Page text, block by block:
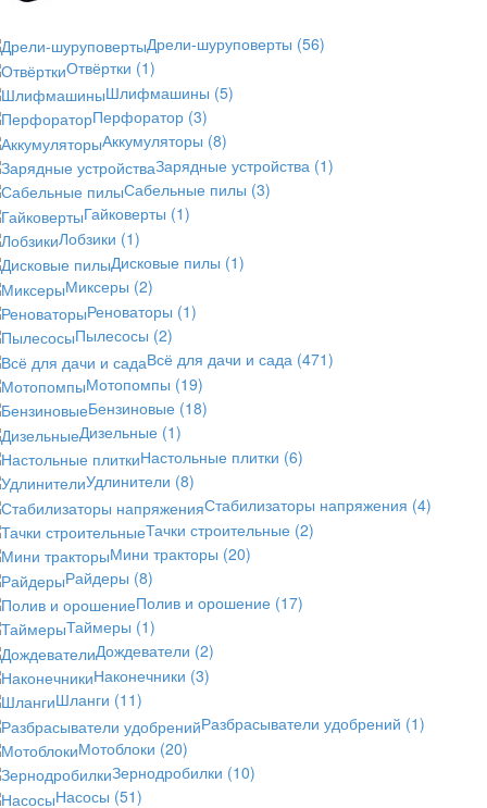
Дрели-шуруповерты (56)
Отвёртки (1)
Шлифмашины (5)
Перфоратор (3)
Аккумуляторы (8)
Зарядные устройства (1)
Сабельные пилы (3)
Гайковерты (1)
Лобзики (1)
Дисковые пилы (1)
Миксеры (2)
Реноваторы (1)
Пылесосы (2)
Всё для дачи и сада (471)
Мотопомпы (19)
Бензиновые (18)
Дизельные (1)
Настольные плитки (6)
Удлинители (8)
Стабилизаторы напряжения (4)
Тачки строительные (2)
Мини тракторы (20)
Райдеры (8)
Полив и орошение (17)
Таймеры (1)
Дождеватели (2)
Наконечники (3)
Шланги (11)
Разбрасыватели удобрений (1)
Мотоблоки (20)
Зернодробилки (10)
Насосы (51)